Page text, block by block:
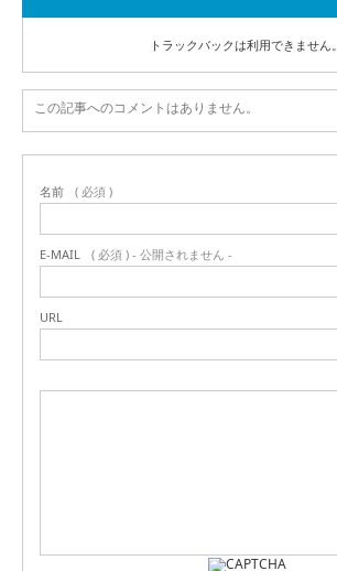
トラックバックは利用できません。
この記事へのコメントはありません。
名前 ( 必須 )
E-MAIL ( 必須 ) - 公開されません -
URL